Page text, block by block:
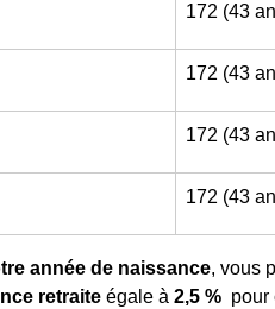
172 (43
172 (43
172 (43
172 (43
année de naissance, vous
retraite égale à 2,5 % pour